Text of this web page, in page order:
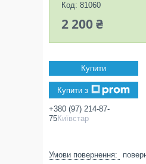
Код: 81060
2 200 ₴
Купити
Купити з
+380 (97) 214-87-
75Київстар